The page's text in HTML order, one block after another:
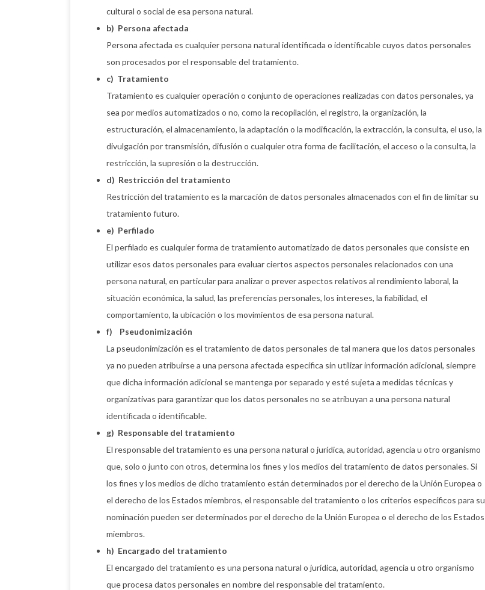
cultural o social de esa persona natural.
b) Persona afectada
Persona afectada es cualquier persona natural identificada o identificable cuyos datos personales
son procesados por el responsable del tratamiento.
c) Tratamiento
Tratamiento es cualquier operación o conjunto de operaciones realizadas con datos personales, ya
sea por medios automatizados o no, como la recopilación, el registro, la organización, la
estructuración, el almacenamiento, la adaptación o la modificación, la extracción, la consulta, el uso, la
divulgación por transmisión, difusión o cualquier otra forma de facilitación, el acceso o la consulta, la
restricción, la supresión o la destrucción.
d) Restricción del tratamiento
Restricción del tratamiento es la marcación de datos personales almacenados con el fin de limitar su
tratamiento futuro.
e) Perfilado
El perfilado es cualquier forma de tratamiento automatizado de datos personales que consiste en
utilizar esos datos personales para evaluar ciertos aspectos personales relacionados con una
persona natural, en particular para analizar o prever aspectos relativos al rendimiento laboral, la
situación económica, la salud, las preferencias personales, los intereses, la fiabilidad, el
comportamiento, la ubicación o los movimientos de esa persona natural.
f) Pseudonimización
La pseudonimización es el tratamiento de datos personales de tal manera que los datos personales
ya no pueden atribuirse a una persona afectada específica sin utilizar información adicional, siempre
que dicha información adicional se mantenga por separado y esté sujeta a medidas técnicas y
organizativas para garantizar que los datos personales no se atribuyan a una persona natural
identificada o identificable.
g) Responsable del tratamiento
El responsable del tratamiento es una persona natural o jurídica, autoridad, agencia u otro organismo
que, solo o junto con otros, determina los fines y los medios del tratamiento de datos personales. Si
los fines y los medios de dicho tratamiento están determinados por el derecho de la Unión Europea o
el derecho de los Estados miembros, el responsable del tratamiento o los criterios específicos para su
nominación pueden ser determinados por el derecho de la Unión Europea o el derecho de los Estados
miembros.
h) Encargado del tratamiento
El encargado del tratamiento es una persona natural o jurídica, autoridad, agencia u otro organismo
que procesa datos personales en nombre del responsable del tratamiento.